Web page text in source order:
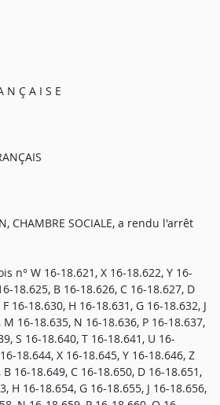
N Ç A I S E
CHAMBRE SOCIALE, a rendu l'arrêt
n° W 16-18.621, X 16-18.622, Y 16-
18.625, B 16-18.626, C 16-18.627, D
16-18.630, H 16-18.631, G 16-18.632, J
16-18.635, N 16-18.636, P 16-18.637,
S 16-18.640, T 16-18.641, U 16-
18.644, X 16-18.645, Y 16-18.646, Z
16-18.649, C 16-18.650, D 16-18.651,
H 16-18.654, G 16-18.655, J 16-18.656,